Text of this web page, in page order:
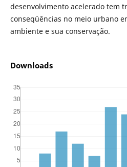
desenvolvimento acelerado tem
conseqüências no meio urbano
ambiente e sua conservação.
Downloads